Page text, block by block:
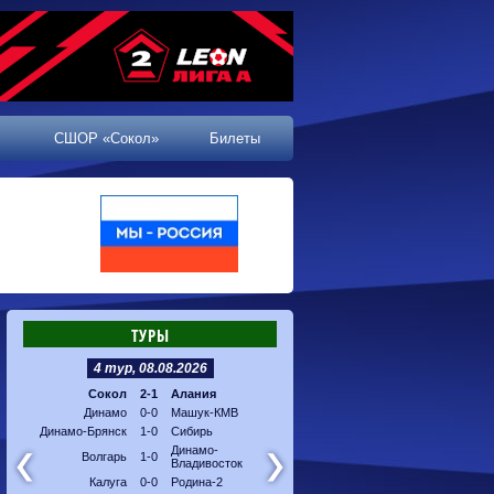
СШОР «Сокол» Билеты
ТУРЫ
4 тур, 08.08.2026
Сокол 2-1
Алания
Динамо
0-0
Машук-КМВ
Динамо-Брянск
1-0
Сибирь
Волгарь
1-0
Динамо-
Владивосток
Калуга
0-0 Родина-2
Сибирь